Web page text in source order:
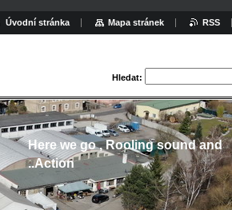
Hledat:
Here we go , Rooling sound and
..Action
Úvodní stránka Mapa stránek RSS